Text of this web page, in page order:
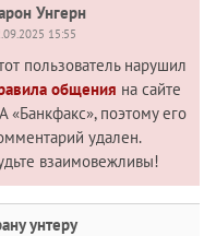
Унгерн
15:55
пользователь нарушил
общения на сайте
«Банкфакс», поэтому его
удален.
взаимовежливы!
унтеру